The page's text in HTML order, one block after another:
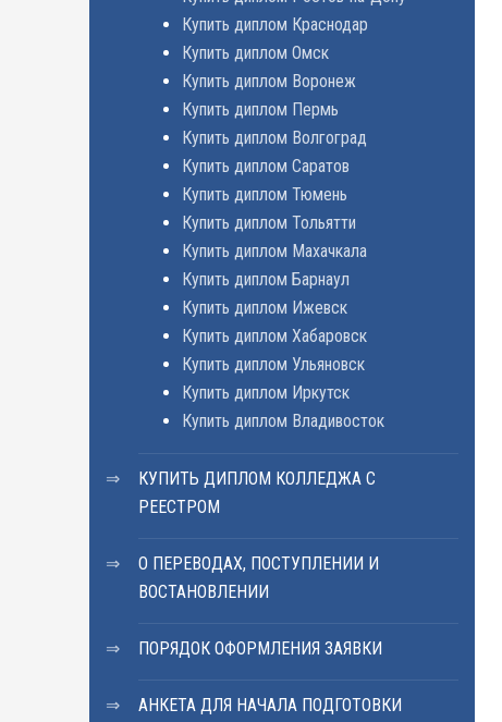
Купить диплом Краснодар
Купить диплом Омск
Купить диплом Воронеж
Купить диплом Пермь
Купить диплом Волгоград
Купить диплом Саратов
Купить диплом Тюмень
Купить диплом Тольятти
Купить диплом Махачкала
Купить диплом Барнаул
Купить диплом Ижевск
Купить диплом Хабаровск
Купить диплом Ульяновск
Купить диплом Иркутск
Купить диплом Владивосток
КУПИТЬ ДИПЛОМ КОЛЛЕДЖА С
РЕЕСТРОМ
О ПЕРЕВОДАХ, ПОСТУПЛЕНИИ И
ВОСТАНОВЛЕНИИ
ПОРЯДОК ОФОРМЛЕНИЯ ЗАЯВКИ
АНКЕТА ДЛЯ НАЧАЛА ПОДГОТОВКИ